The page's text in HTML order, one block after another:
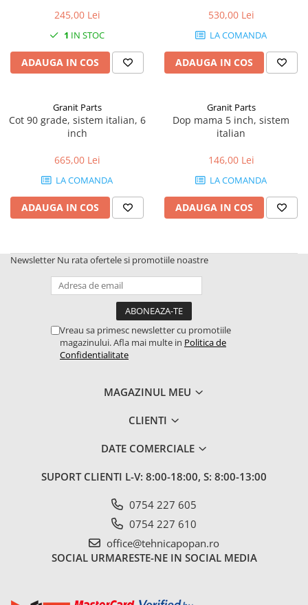
1.6.3. Instalații de Iluminat
1.6.8. Echipamente & aparate de
masurare/testare
1.6.5. Întrerupătoare
1.6.6 Priza & Stechere
1.7.1 Cablu frana
1.7.3. Simeringuri sistem franare
1.8.4. Transmisie punte spate
(2x4)
2.6.1. Echipamente atasabile
2.7. Roti, anvelope & jante
2.7.2. Camere
2.7.3. Accesorii
245,00 Lei
1 IN STOC
ADAUGA IN COS
530,00 Lei
LA COMANDA
ADAUGA IN COS
Granit Parts
Cot 90 grade, sistem italian, 6
inch
665,00 Lei
LA COMANDA
ADAUGA IN COS
Granit Parts
Dop mama 5 inch, sistem
italian
146,00 Lei
LA COMANDA
ADAUGA IN COS
Newsletter Nu rata ofertele si promotiile noastre
Vreau sa primesc newsletter cu promotiile
magazinului. Afla mai multe in Politica de
Confidentialitate
MAGAZINUL MEU
CLIENTI
DATE COMERCIALE
SUPORT CLIENTI L-V: 8:00-18:00, S: 8:00-13:00
0754 227 605
0754 227 610
office@tehnicapopan.ro
SOCIAL URMARESTE-NE IN SOCIAL MEDIA